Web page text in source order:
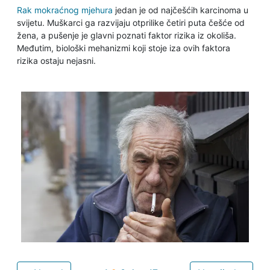
Rak mokraćnog mjehura jedan je od najčešćih karcinoma u
svijetu. Muškarci ga razvijaju otprilike četiri puta češće od
žena, a pušenje je glavni poznati faktor rizika iz okoliša.
Međutim, biološki mehanizmi koji stoje iza ovih faktora
rizika ostaju nejasni.